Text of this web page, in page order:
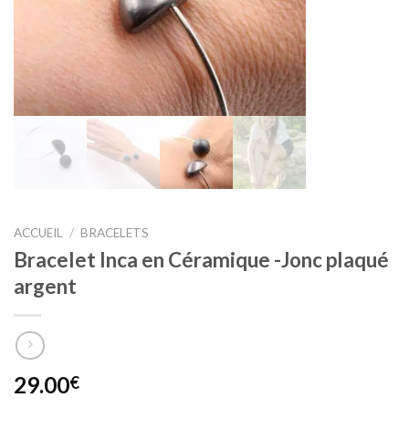
ACCUEIL / BRACELETS
Bracelet Inca en Céramique -Jonc plaqué
argent
29.00€